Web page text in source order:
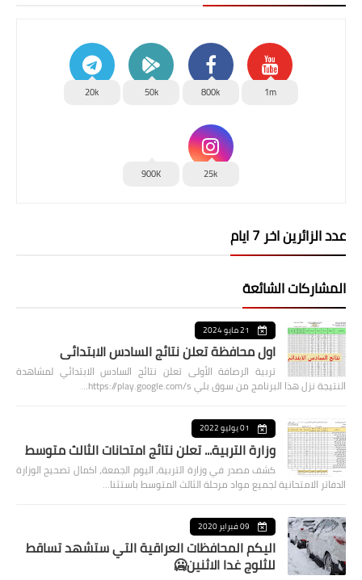
1m
800k
50k
20k
25k
900K
عدد الزائرين اخر 7 ايام
المشاركات الشائعة
21 مايو 2024
اول محافظة تعلن نتائج السادس الابتدائي
تربية الرصافة الأولى تعلن نتائج السادس الابتدائي لمشاهدة
النتيجة نزل هذا البرنامج من سوق بلي https://play.google.com/s…
01 يوليو 2022
وزارة التربية... تعلن نتائج امتحانات الثالث متوسط
كشف مصدر في وزارة التربية، اليوم الجمعة، اكمال تصحيح الوزارة
الدفاتر الامتحانية لجميع مواد مرحلة الثالث المتوسط باستثنا…
09 فبراير 2020
اليكم المحافظات العراقية التي ستشهد تساقط
للثلوج غدا الاثنين🥶